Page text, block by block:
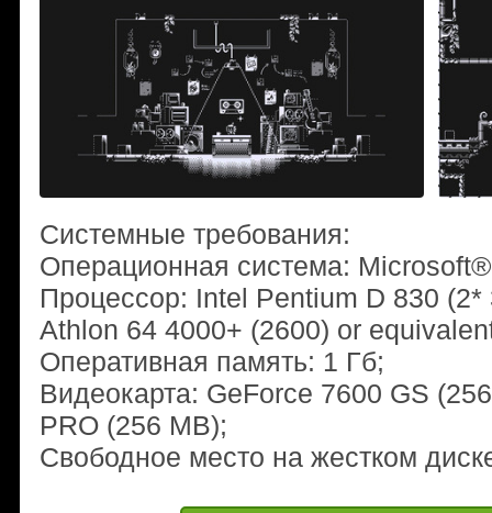
Системные требования:
Операционная система:
Процессор: Intel Pentium D 830
Athlon 64 4000+ (2600) or
Оперативная память: 1 Гб;
Видеокарта: GeForce 7600 GS
PRO (256 MB);
Свободное место на жестком